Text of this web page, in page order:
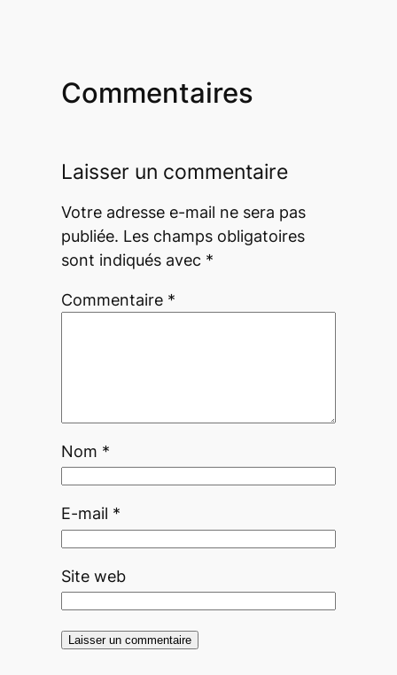
Commentaires
Laisser un commentaire
Votre adresse e-mail ne sera pas
publiée. Les champs obligatoires
sont indiqués avec *
Commentaire *
Nom *
E-mail *
Site web